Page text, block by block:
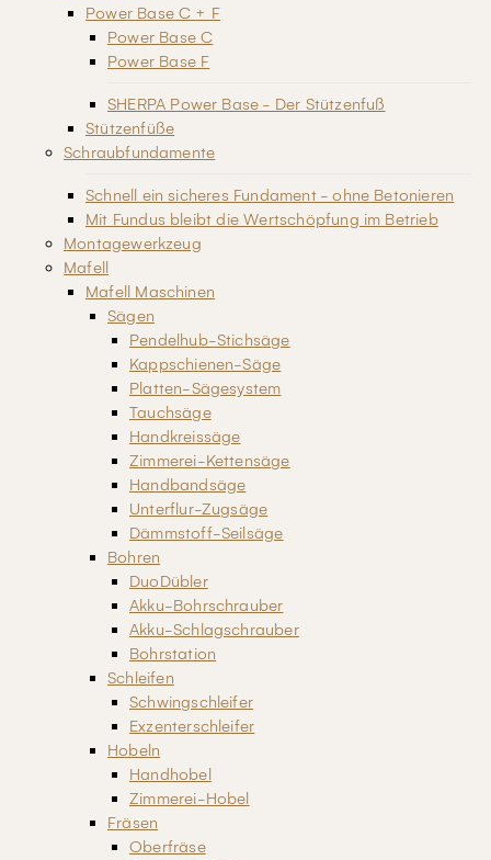
Power Base C + F
Power Base C
Power Base F
SHERPA Power Base - Der Stützenfuß
Stützenfüße
Schraubfundamente
Schnell ein sicheres Fundament - ohne Betonieren
Mit Fundus bleibt die Wertschöpfung im Betrieb
Montagewerkzeug
Mafell
Mafell Maschinen
Sägen
Pendelhub-Stichsäge
Kappschienen-Säge
Platten-Sägesystem
Tauchsäge
Handkreissäge
Zimmerei-Kettensäge
Handbandsäge
Unterflur-Zugsäge
Dämmstoff-Seilsäge
Bohren
DuoDübler
Akku-Bohrschrauber
Akku-Schlagschrauber
Bohrstation
Schleifen
Schwingschleifer
Exzenterschleifer
Hobeln
Handhobel
Zimmerei-Hobel
Fräsen
Oberfräse